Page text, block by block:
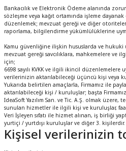
Bankacılık ve Elektronik Ödeme alanında
sözleşme veya kağıt ortamında işleme
düzenlemek; mevzuat gereği ve diğer
raporlama, bilgilendirme yükümlülüklerine
Kamu güvenliğine ilişkin hususlarda ve hukuki
mevzuat gereği savcılıklara, mahkemelere ve
için;
6698 sayılı KVKK ve ilgili ikincil düzenlemelere
verilerinizin aktarılabileceği üçüncü kişi veya
Yukarıda belirtilen amaçlarla, Firmamız ile
aktarılabileceği kişi / kuruluşlar; başta
IdeaSoft Yazılım San. ve Tic. A.Ş. olmak
sunulan hizmetler ile ilgili kişi ve kuruluşlar,
Veri İşleyen sıfatı ile hizmet alınan, iş birliği
yurtiçi / yurtdışı kuruluşlar ve diğer 3. kişilerdir.
Kişisel verilerinizin